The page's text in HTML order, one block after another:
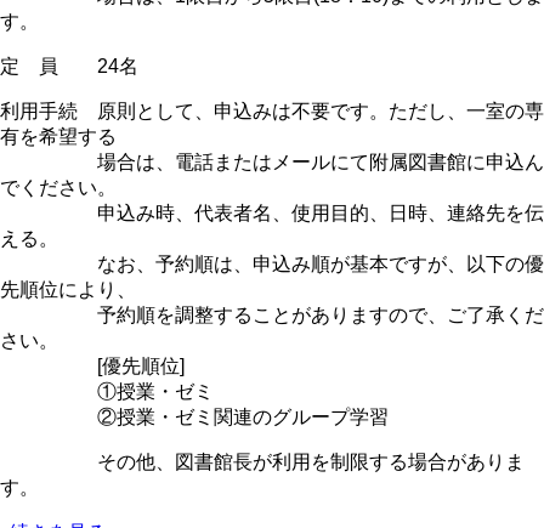
ナ
ー
の
ご
案
の
す。
定 員 24名
利用手続 原則として、申込みは不要です。ただし、一室の専
有を希望する
場合は、電話またはメールにて附属図書館に申込ん
でください。
申込み時、代表者名、使用目的、日時、連絡先を伝
える。
なお、予約順は、申込み順が基本ですが、以下の優
先順位により、
予約順を調整することがありますので、ご了承くだ
さい。
[優先順位]
①授業・ゼミ
②授業・ゼミ関連のグループ学習
その他、図書館長が利用を制限する場合がありま
す。